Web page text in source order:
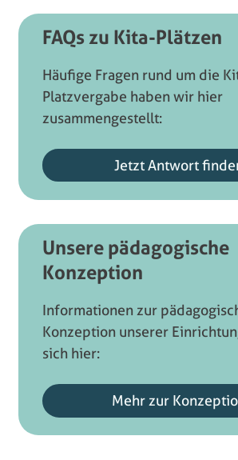
FAQs zu Kita-Plätzen
Häufige Fragen rund um die
Platzvergabe haben wir hier
zusammengestellt:
Jetzt Antwort
Unsere pädagogische
Konzeption
Informationen zur
Konzeption unserer
sich hier:
Mehr zur